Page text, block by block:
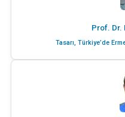
Prof. Dr.
Tasarı, Türkiye’de